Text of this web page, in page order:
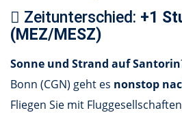
Zeitunterschied: +1
(MEZ/MESZ)
Sonne und Strand auf Santorin
Bonn (CGN) geht es nonstop
Fliegen Sie mit